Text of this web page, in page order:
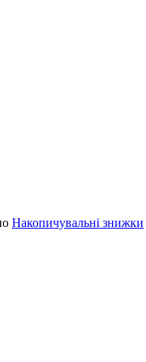
Накопичувальні знижки